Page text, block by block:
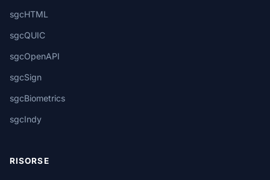
sgcHTML
sgcQUIC
sgcOpenAPI
sgcSign
sgcBiometrics
sgcIndy
RISORSE